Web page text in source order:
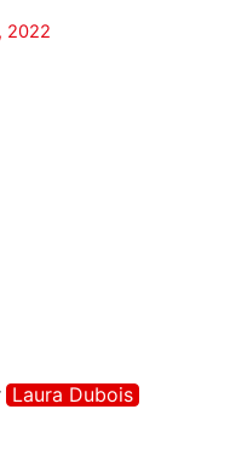
2022
Laura Dubois